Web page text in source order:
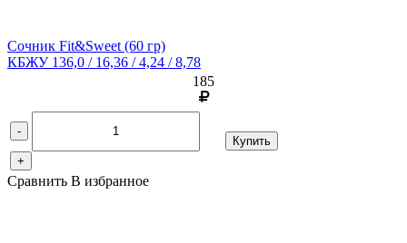
Сочник Fit&Sweet (60 гр)
КБЖУ 136,0 / 16,36 / 4,24 / 8,78
185
-
+
Купить
Сравнить В избранное